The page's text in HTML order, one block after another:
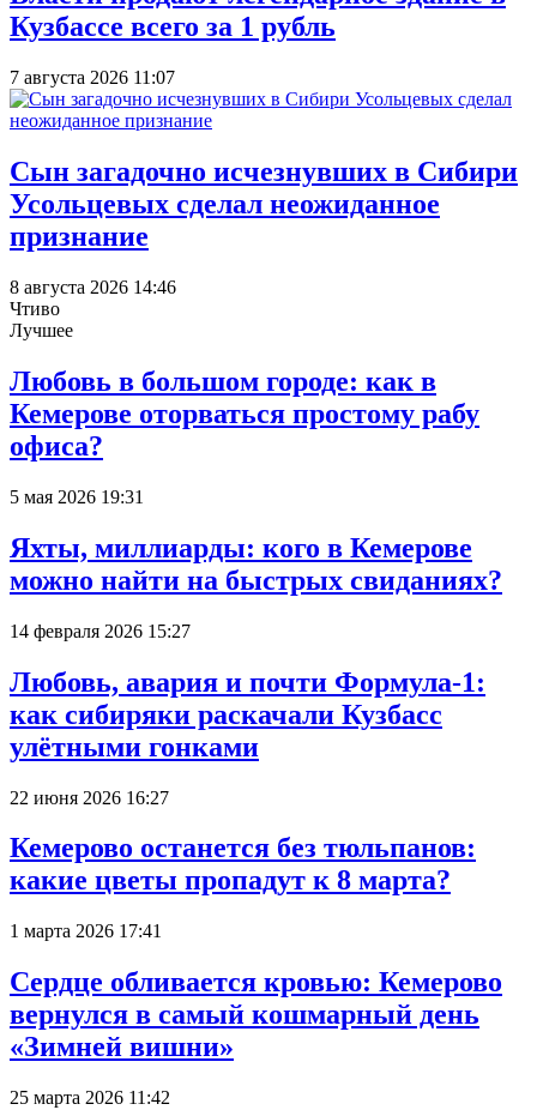
Кузбассе всего за 1 рубль
7 августа 2026 11:07
Сын загадочно исчезнувших в Сибири
Усольцевых сделал неожиданное
признание
8 августа 2026 14:46
Чтиво
Лучшее
Любовь в большом городе: как в
Кемерове оторваться простому рабу
офиса?
5 мая 2026 19:31
Яхты, миллиарды: кого в Кемерове
можно найти на быстрых свиданиях?
14 февраля 2026 15:27
Любовь, авария и почти Формула-1:
как сибиряки раскачали Кузбасс
улётными гонками
22 июня 2026 16:27
Кемерово останется без тюльпанов:
какие цветы пропадут к 8 марта?
1 марта 2026 17:41
Сердце обливается кровью: Кемерово
вернулся в самый кошмарный день
«Зимней вишни»
25 марта 2026 11:42